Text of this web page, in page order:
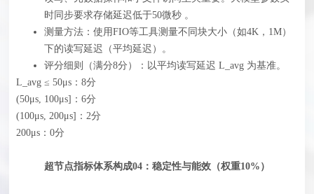
时同步要求存储延迟低于50微秒 。
测量方法：使用FIO等工具测量不同块大小（如4K，1M）
下的读写延迟（平均延迟）。
评分细则（满分8分）‍：以平均读写延迟 L_avg 为基准。
L_avg ≤ 50μs：8分
(50μs, 100μs]：6分
(100μs, 200μs]：2分
200μs：0分
超节点指标体系构成04：稳定性与能效（权重10%）